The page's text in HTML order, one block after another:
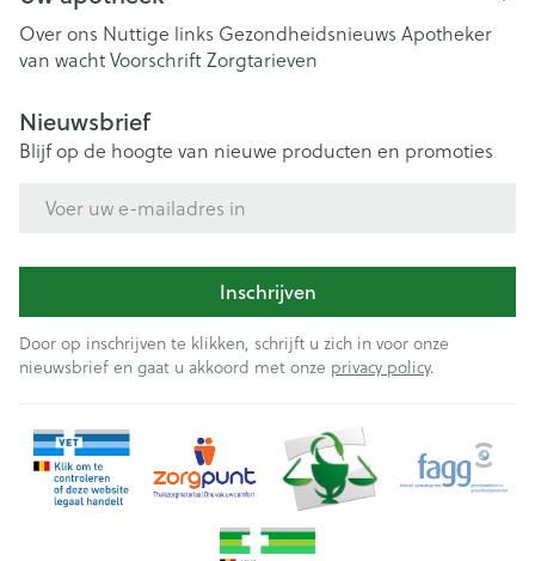
Over ons Nuttige links Gezondheidsnieuws Apotheker
van wachtVoorschriftZorgtarieven
Nieuwsbrief
Blijf op de hoogte van nieuwe producten en promoties
Inschrijven
Door op inschrijven te klikken, schrijft u zich in voor onze
nieuwsbrief en gaat u akkoord met onze privacy policy.